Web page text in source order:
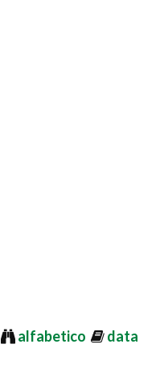
alfabetico data